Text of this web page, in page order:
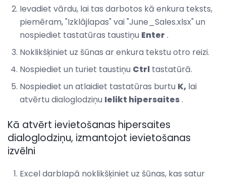
Ievadiet vārdu, lai tas darbotos kā enkura teksts,
piemēram, "Izklājlapas" vai "June_Sales.xlsx" un
nospiediet tastatūras taustiņu Enter .
Noklikšķiniet uz šūnas ar enkura tekstu otro reizi.
Nospiediet un turiet taustiņu Ctrl tastatūrā.
Nospiediet un atlaidiet tastatūras burtu K, lai
atvērtu dialoglodziņu Ielikt hipersaites.
Kā atvērt ievietošanas hipersaites
dialoglodziņu, izmantojot ievietošanas
izvēlni
Excel darblapā noklikšķiniet uz šūnas, kas satur